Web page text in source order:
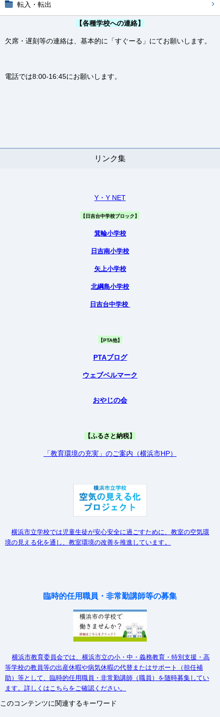
転入・転出
【各種学校への連絡】
欠席・遅刻等の連絡は、基本的に「すぐーる」にてお願いします。
電話では8:00-16:45にお願いします。
リンク集
Y・Y NET
【日吉台中学校ブロック】
箕輪小学校
日吉南小学校
矢上小学校
北綱島小学校
日吉台中学校
【PTA他】
PTAブログ
ウェブベルマーク
おやじの会
【ふるさと納税】
「教育環境の充実」のご案内（横浜市HP）
横浜市立学校では児童生徒が安心安全に過ごすために、教室の空気環
境の見える化を通し、教室環境の改善を推進しています。
臨時的任用職員・非常勤講師等の募集
横浜市教育委員会では、横浜市立の小・中・義務教育・特別支援・高
等学校の教員等の出産休暇や病気休暇の代替またはサポート（担任補
助）等として、臨時的任用職員・非常勤講師（職員）を随時募集してい
ます。詳しくはこちらをご確認ください。
このコンテンツに関連するキーワード